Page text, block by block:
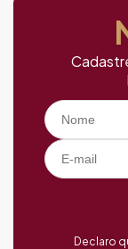
Declaro